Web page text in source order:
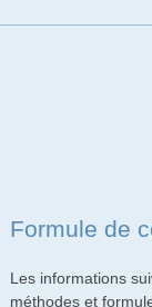
Formule de
Les informations
méthodes et